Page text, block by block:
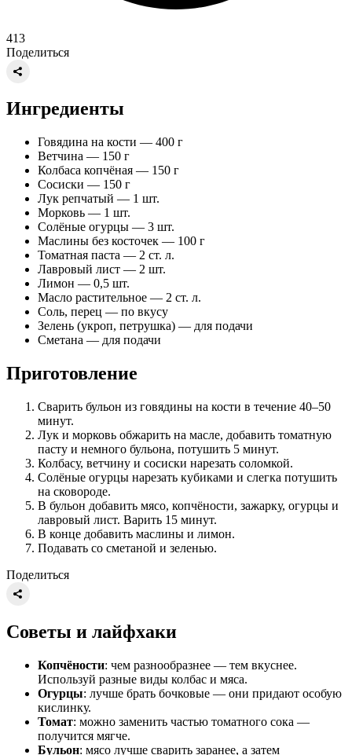
413
Поделиться
Ингредиенты
Говядина на кости — 400 г
Ветчина — 150 г
Колбаса копчёная — 150 г
Сосиски — 150 г
Лук репчатый — 1 шт.
Морковь — 1 шт.
Солёные огурцы — 3 шт.
Маслины без косточек — 100 г
Томатная паста — 2 ст. л.
Лавровый лист — 2 шт.
Лимон — 0,5 шт.
Масло растительное — 2 ст. л.
Соль, перец — по вкусу
Зелень (укроп, петрушка) — для подачи
Сметана — для подачи
Приготовление
Сварить бульон из говядины на кости в течение 40–50
минут.
Лук и морковь обжарить на масле, добавить томатную
пасту и немного бульона, потушить 5 минут.
Колбасу, ветчину и сосиски нарезать соломкой.
Солёные огурцы нарезать кубиками и слегка потушить
на сковороде.
В бульон добавить мясо, копчёности, зажарку, огурцы и
лавровый лист. Варить 15 минут.
В конце добавить маслины и лимон.
Подавать со сметаной и зеленью.
Поделиться
Советы и лайфхаки
Копчёности: чем разнообразнее — тем вкуснее.
Используй разные виды колбас и мяса.
Огурцы: лучше брать бочковые — они придают особую
кислинку.
Томат: можно заменить частью томатного сока —
получится мягче.
Бульон: мясо лучше сварить заранее, а затем